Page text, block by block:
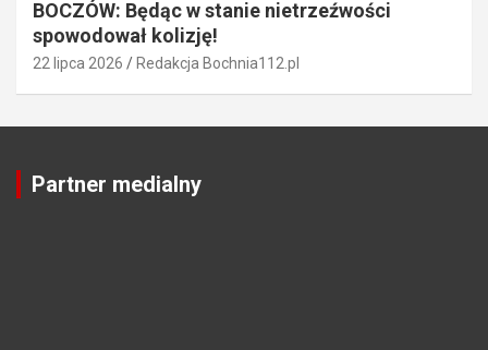
BOCZÓW: Będąc w stanie nietrzeźwości
spowodował kolizję!
22 lipca 2026 Redakcja Bochnia112.pl
Partner medialny